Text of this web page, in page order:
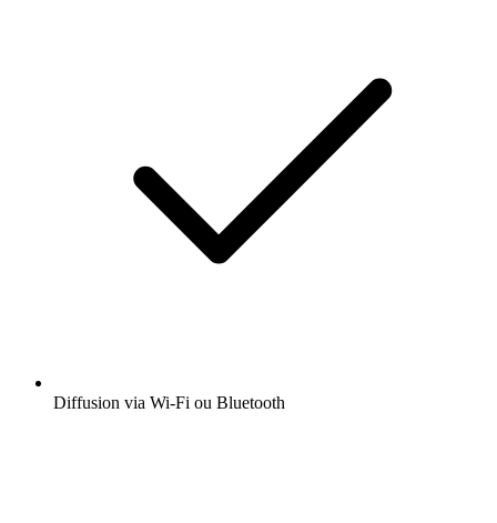
Diffusion via Wi-Fi ou Bluetooth